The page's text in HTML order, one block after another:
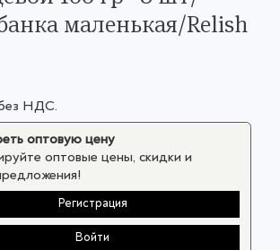
маленькая/Relish
НДС.
оптовую цену
оптовые цены, скидки и
Регистрация
Войти